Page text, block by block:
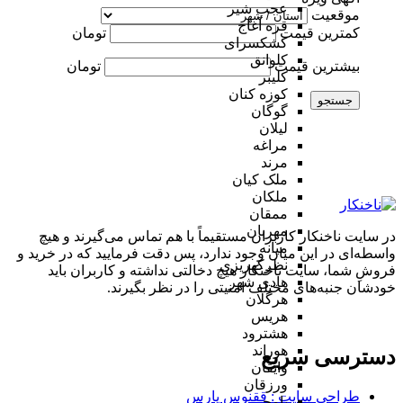
عجب شیر
قره آغاج
کشکسرای
کلوانق
کلیبر
کوزه کنان
گوگان
لیلان
مراغه
مرند
ملک کیان
ملکان
ممقان
مهربان
میانه
نظرکهریزی
هادی شهر
هرگلان
هریس
هشترود
هوراند
وایقان
ورزقان
موقعیت
کمترین قیمت
تومان
بیشترین قیمت تومان
جستجو
در سایت ناخنکار کاربران مستقیماً با هم تماس می‌گیرند و هیچ
واسطه‌ای در این میان وجود ندارد، پس دقت فرمایید که در خرید و
فروشِ شما، سایت ناخنکار هیچ دخالتی نداشته و کاربران باید
خودشان جنبه‌های مختلف امنیتی را در نظر بگیرند.
دسترسی سریع
طراحی سایت :‌ ققنوس پارس